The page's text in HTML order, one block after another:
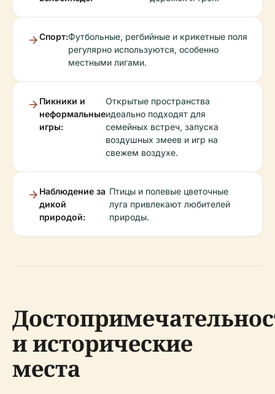
Спорт:Футбольные, регбийные и крикетные поля
регулярно используются, особенно
местными лигами.
Пикники и
неформальные
игры:
Открытые пространства
идеально подходят для
семейных встреч, запуска
воздушных змеев и игр на
свежем воздухе.
Наблюдение за
дикой
природой:
Птицы и полевые цветочные
луга привлекают любителей
природы.
и исторические
места